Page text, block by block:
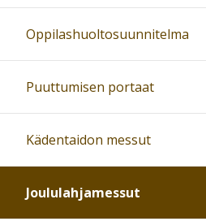
Oppilashuoltosuunnitelma
Puuttumisen portaat
Kädentaidon messut
Joululahjamessut